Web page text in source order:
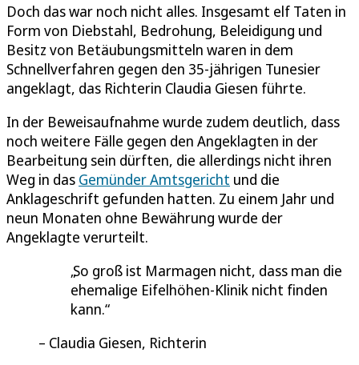
Doch das war noch nicht alles. Insgesamt elf Taten in
Form von Diebstahl, Bedrohung, Beleidigung und
Besitz von Betäubungsmitteln waren in dem
Schnellverfahren gegen den 35-jährigen Tunesier
angeklagt, das Richterin Claudia Giesen führte.
In der Beweisaufnahme wurde zudem deutlich, dass
noch weitere Fälle gegen den Angeklagten in der
Bearbeitung sein dürften, die allerdings nicht ihren
Weg in das Gemünder Amtsgericht und die
Anklageschrift gefunden hatten. Zu einem Jahr und
neun Monaten ohne Bewährung wurde der
Angeklagte verurteilt.
So groß ist Marmagen nicht, dass man die
ehemalige Eifelhöhen-Klinik nicht finden
kann.
Claudia Giesen, Richterin